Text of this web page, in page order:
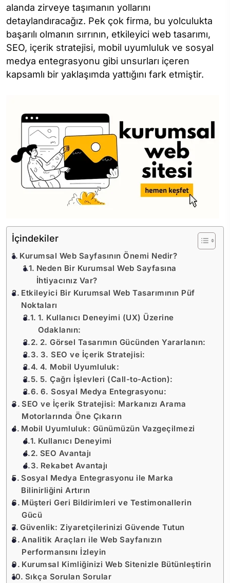
alanda zirveye taşımanın yollarını
detaylandıracağız. Pek çok firma, bu yolculukta
başarılı olmanın sırrının, etkileyici web tasarımı,
SEO, içerik stratejisi, mobil uyumluluk ve sosyal
medya entegrasyonu gibi unsurları içeren
kapsamlı bir yaklaşımda yattığını fark etmiştir.
İçindekiler
Kurumsal Web Sayfasının Önemi Nedir?
Neden Bir Kurumsal Web Sayfasına
İhtiyacınız Var?
Etkileyici Bir Kurumsal Web Tasarımının Püf
Noktaları
1. Kullanıcı Deneyimi (UX) Üzerine
Odaklanın:
2. Görsel Tasarımın Gücünden Yararlanın:
3. SEO ve İçerik Stratejisi:
4. Mobil Uyumluluk:
5. Çağrı İşlevleri (Call-to-Action):
6. Sosyal Medya Entegrasyonu:
SEO ve İçerik Stratejisi: Markanızı Arama
Motorlarında Öne Çıkarın
Mobil Uyumluluk: Günümüzün Vazgeçilmezi
Kullanıcı Deneyimi
SEO Avantajı
Rekabet Avantajı
Sosyal Medya Entegrasyonu ile Marka
Bilinirliğini Artırın
Müşteri Geri Bildirimleri ve Testimonallerin
Gücü
Güvenlik: Ziyaretçilerinizi Güvende Tutun
Analitik Araçları ile Web Sayfanızın
Performansını İzleyin
Kurumsal Kimliğinizi Web Sitenizle Bütünleştirin
Sıkça Sorulan Sorular